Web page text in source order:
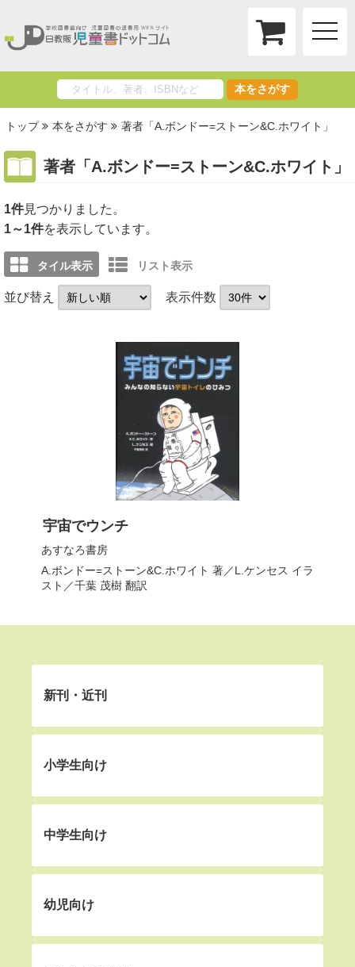
toggle
本をさがす
トップ 本をさがす 著者「A.ボンドー=ストーン&C.ホワイト」
著者「A.ボンドー=ストーン&C.ホワイト」
1件
1～1件を表示しています。
タイル表示 リスト表示
並び替え 表示件数
宇宙でウンチ
あすなろ書房
A.ボンドー=ストーン&C.ホワイト 著／L.ケンセス イラ
スト／千葉 茂樹翻訳
新刊・近刊
小学生向け
中学生向け
幼児向け